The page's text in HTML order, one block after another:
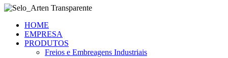
HOME
EMPRESA
PRODUTOS
Freios e Embreagens Industriais